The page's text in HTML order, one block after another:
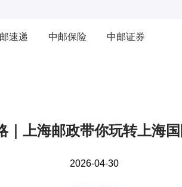
速递 中邮保险 中邮证券
｜上海邮政带你玩转上海
2026-04-30